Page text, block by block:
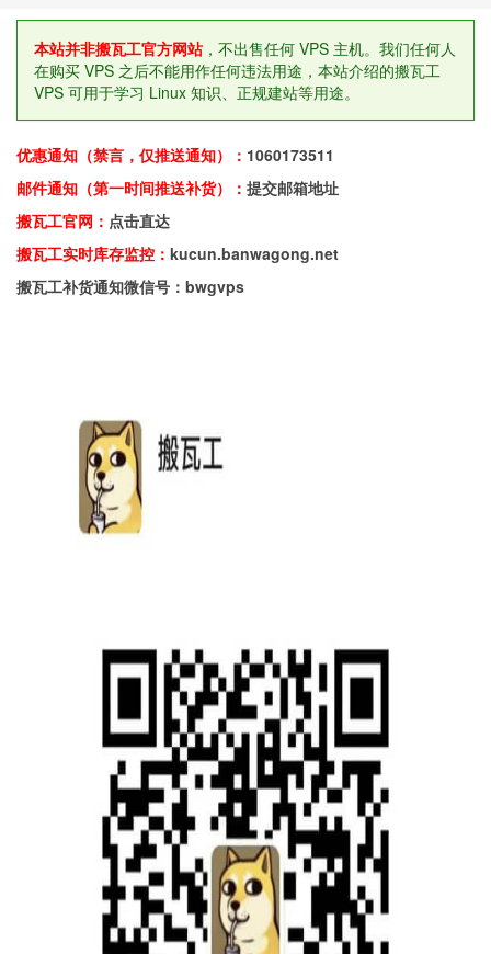
本站并非搬瓦工官方网站，不出售任何 VPS 主机。我们任何人
在购买 VPS 之后不能用作任何违法用途，本站介绍的搬瓦工
VPS 可用于学习 Linux 知识、正规建站等用途。
优惠通知（禁言，仅推送通知）： 1060173511
邮件通知（第一时间推送补货）： 提交邮箱地址
搬瓦工官网： 点击直达
搬瓦工实时库存监控： kucun.banwagong.net
搬瓦工补货通知微信号：bwgvps